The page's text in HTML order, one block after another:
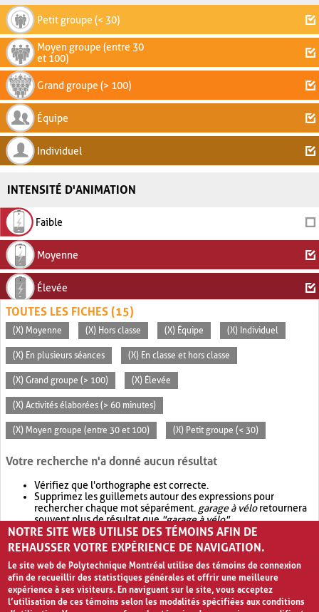
Petit groupe (< 30)
Moyen groupe (entre 30
et 100)
Grand groupe (> 100)
Équipe
Individuel
INTENSITÉ D'ANIMATION
Faible
Moyenne
Élevée
TOUTES LES FICHES (15)
(X) Moyenne (X) Hors classe (X) Équipe (X) Individuel
(X) En plusieurs séances (X) En classe et hors classe
(X) Grand groupe (> 100) (X) Élevée
(X) Activités élaborées (> 60 minutes)
(X) Moyen groupe (entre 30 et 100) (X) Petit groupe (< 30)
Votre recherche n'a donné aucun résultat
Vérifiez que l'orthographe est correcte.
Supprimez les guillemets autour des expressions pour
rechercher chaque mot séparément. garage à véloretournera
souvent plus de résultat que"garage à vélo".
Envisagez d'élargir votre recherche avec OR.garage OR vélo
retournera souvent plus de résultat quegarage à vélo
NOTRE SITE WEB UTILISE DES TÉMOINS AFIN DE
REHAUSSER VOTRE EXPÉRIENCE DE NAVIGATION.
Le site web de Polytechnique Montréal utilise des témoins de connexion
afin de recueillir des statistiques générales et offrir une meilleure
expérience à ses visiteurs. En naviguant sur le site, vous acceptez
l’utilisation de ces témoins selon les modalités spécifiées aux conditions